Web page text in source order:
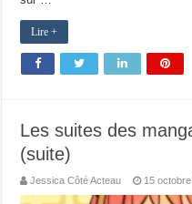
Lire +
Les suites des
(suite)
Jessica Côté Acteau 15